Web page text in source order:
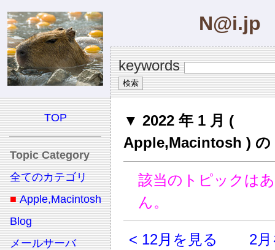
N@i.jp
keywords
TOP
Topic Category
全てのカテゴリ
■ Apple,Macintosh
Blog
メールサーバ
▼ 2022 年 1 月 (
Apple,Macintosh ) の
該当のトピックは
ん。
< 12月を見る 2